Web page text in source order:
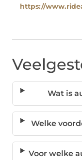
https://
Wat is
Welke
Voor welke